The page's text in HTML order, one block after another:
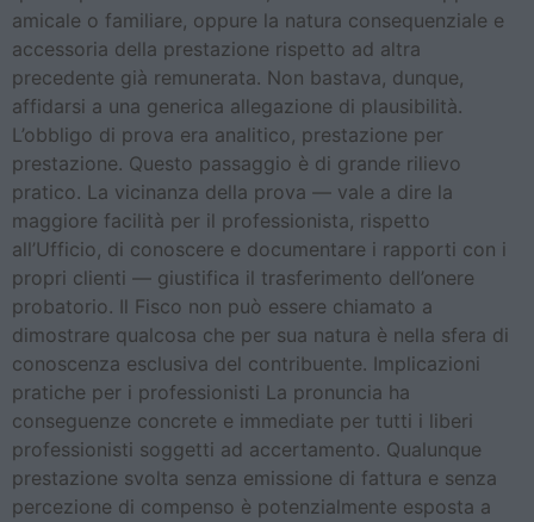
amicale o familiare, oppure la natura consequenziale e
accessoria della prestazione rispetto ad altra
precedente già remunerata. Non bastava, dunque,
affidarsi a una generica allegazione di plausibilità.
L’obbligo di prova era analitico, prestazione per
prestazione. Questo passaggio è di grande rilievo
pratico. La vicinanza della prova — vale a dire la
maggiore facilità per il professionista, rispetto
all’Ufficio, di conoscere e documentare i rapporti con i
propri clienti — giustifica il trasferimento dell’onere
probatorio. Il Fisco non può essere chiamato a
dimostrare qualcosa che per sua natura è nella sfera di
conoscenza esclusiva del contribuente. Implicazioni
pratiche per i professionisti La pronuncia ha
conseguenze concrete e immediate per tutti i liberi
professionisti soggetti ad accertamento. Qualunque
prestazione svolta senza emissione di fattura e senza
percezione di compenso è potenzialmente esposta a